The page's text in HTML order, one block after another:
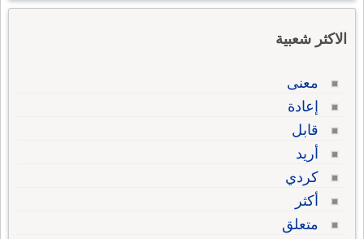
الاكثر شعبية
معنى
إعادة
قابل
أريد
كردي
أكثر
متعلق